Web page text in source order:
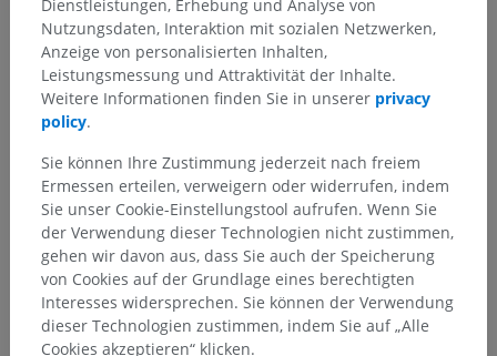
Dienstleistungen, Erhebung und Analyse von
Nutzungsdaten, Interaktion mit sozialen Netzwerken,
Anzeige von personalisierten Inhalten,
Leistungsmessung und Attraktivität der Inhalte.
Weitere Informationen finden Sie in unserer privacy
policy.
Sie können Ihre Zustimmung jederzeit nach freiem
Ermessen erteilen, verweigern oder widerrufen, indem
Sie unser Cookie-Einstellungstool aufrufen. Wenn Sie
der Verwendung dieser Technologien nicht zustimmen,
gehen wir davon aus, dass Sie auch der Speicherung
von Cookies auf der Grundlage eines berechtigten
Interesses widersprechen. Sie können der Verwendung
dieser Technologien zustimmen, indem Sie auf „Alle
Cookies akzeptieren“ klicken.